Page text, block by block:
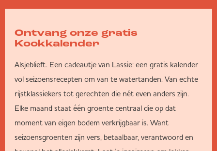
Ontvang onze gratis
Kookkalender
Alsjeblieft. Een cadeautje van Lassie: een gratis kalender
vol seizoensrecepten om van te watertanden. Van echte
rijstklassiekers tot gerechten die nét even anders zijn.
Elke maand staat één groente centraal die op dat
moment van eigen bodem verkrijgbaar is. Want
seizoensgroenten zijn vers, betaalbaar, verantwoord en